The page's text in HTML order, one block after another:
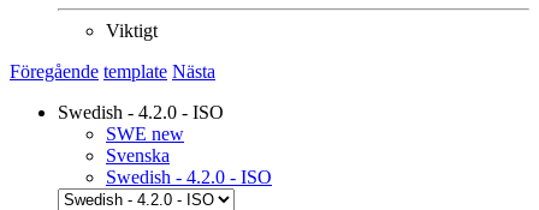
Viktigt
Föregående template Nästa
Swedish - 4.2.0 - ISO
SWE new
Svenska
Swedish - 4.2.0 - ISO